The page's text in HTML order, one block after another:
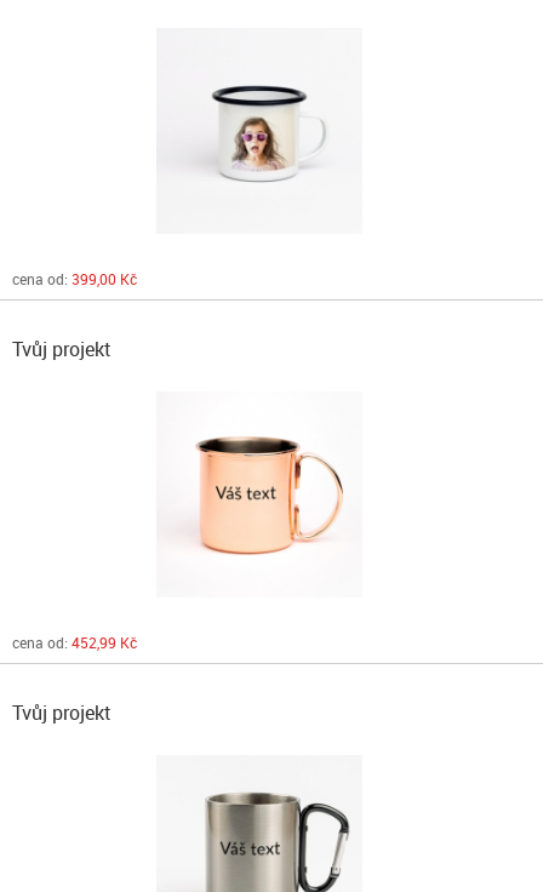
cena od: 399,00 Kč
Tvůj projekt
cena od: 452,99 Kč
Tvůj projekt